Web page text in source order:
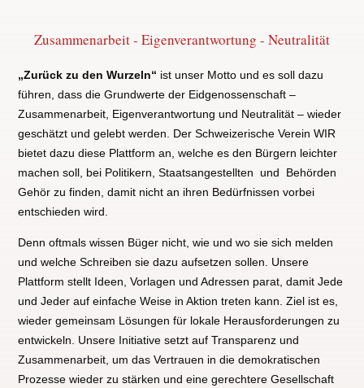
Zusammenarbeit - Eigenverantwortung - Neutralität
„Zurück zu den Wurzeln“ ist unser Motto und es soll dazu
führen, dass die Grundwerte der Eidgenossenschaft –
Zusammenarbeit, Eigenverantwortung und Neutralität – wieder
geschätzt und gelebt werden. Der Schweizerische Verein WIR
bietet dazu diese Plattform an, welche es den Bürgern leichter
machen soll, bei Politikern, Staatsangestellten und Behörden
Gehör zu finden, damit nicht an ihren Bedürfnissen vorbei
entschieden wird.
Denn oftmals wissen Büger nicht, wie und wo sie sich melden
und welche Schreiben sie dazu aufsetzen sollen. Unsere
Plattform stellt Ideen, Vorlagen und Adressen parat, damit Jede
und Jeder auf einfache Weise in Aktion treten kann. Ziel ist es,
wieder gemeinsam Lösungen für lokale Herausforderungen zu
entwickeln. Unsere Initiative setzt auf Transparenz und
Zusammenarbeit, um das Vertrauen in die demokratischen
Prozesse wieder zu stärken und eine gerechtere Gesellschaft